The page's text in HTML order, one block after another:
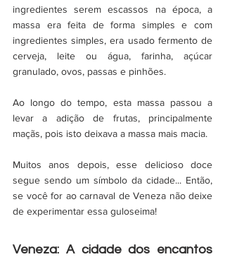
ingredientes serem escassos na época, a
massa era feita de forma simples e com
ingredientes simples, era usado fermento de
cerveja, leite ou água, farinha, açúcar
granulado, ovos, passas e pinhões.
Ao longo do tempo, esta massa passou a
levar a adição de frutas, principalmente
maçãs, pois isto deixava a massa mais macia.
Muitos anos depois, esse delicioso doce
segue sendo um símbolo da cidade... Então,
se você for ao carnaval de Veneza não deixe
de experimentar essa guloseima!
Veneza: A cidade dos encantos